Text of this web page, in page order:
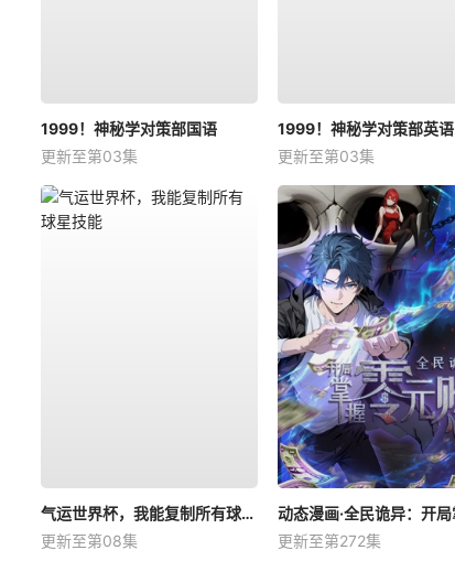
1999！神秘学对策部国语
更新至第03集
1999！神秘学对策部英语
更新至第03集
气运世界杯，我能复制所有球星技能
更新至第08集
更新至第272集